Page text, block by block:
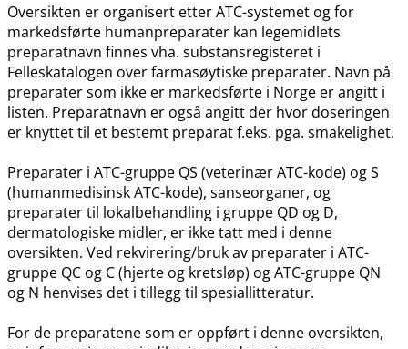
Oversikten er organisert etter ATC-systemet og for
markedsførte humanpreparater kan legemidlets
preparatnavn finnes vha. substansregisteret i
Felleskatalogen over farmasøytiske preparater. Navn på
preparater som ikke er markedsførte i Norge er angitt i
listen. Preparatnavn er også angitt der hvor doseringen
er knyttet til et bestemt preparat f.eks. pga. smakelighet.
Preparater i ATC-gruppe QS (veterinær ATC-kode) og S
(humanmedisinsk ATC-kode), sanseorganer, og
preparater til lokalbehandling i gruppe QD og D,
dermatologiske midler, er ikke tatt med i denne
oversikten. Ved rekvirering​/​bruk av preparater i ATC-
gruppe QC og C (hjerte og kretsløp) og ATC-gruppe QN
og N henvises det i tillegg til spesiallitteratur.
For de preparatene som er oppført i denne oversikten,